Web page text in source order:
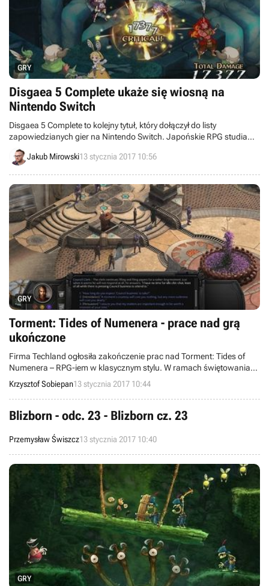
GRY
Disgaea 5 Complete ukaże się wiosną na
Nintendo Switch
Disgaea 5 Complete to kolejny tytuł, który dołączył do listy
zapowiedzianych gier na Nintendo Switch. Japońskie RPG studia
Nippon Ichi Software trafi na tę konsolę tej wiosny.
Jakub Mirowski13 stycznia 2017 10:56
GRY
Torment: Tides of Numenera - prace nad grą
ukończone
Firma Techland ogłosiła zakończenie prac nad Torment: Tides of
Numenera – RPG-iem w klasycznym stylu. W ramach świętowania
złotego statusu twórcy zaprezentowali graczom interaktywne wideo,
w którym możemy sami przejść jedno z zadań dostępnych w grze.
Krzysztof Sobiepan13 stycznia 2017 10:44
Blizborn - odc. 23 - Blizborn cz. 23
Przemysław Świszcz13 stycznia 2017 10:40
GRY